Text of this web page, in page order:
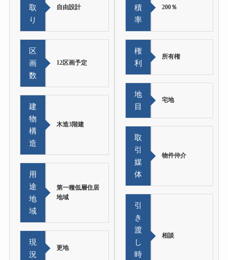
取
り
自由設計
区
画
数
12区画予定
建
物
構
造
木造3階建
用
途
地
域
第一種低層住居
地域
現
況
更地
積
率
200％
権
利
所有権
地
目
宅地
取
引
媒
体
物件仲介
引
き
渡
し
時
相談